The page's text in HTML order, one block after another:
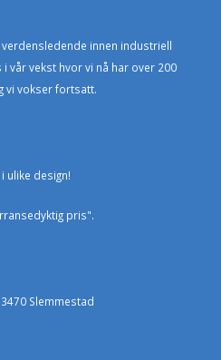
verdensledende innen industriell
vår vekst hvor vi nå har over 200
vi vokser fortsatt.
ulike design!
pris".
Slemmestad